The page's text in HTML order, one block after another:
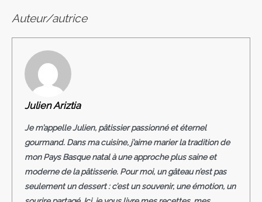
Auteur/autrice
Julien Ariztia
Je m’appelle Julien, pâtissier passionné et éternel
gourmand. Dans ma cuisine, j’aime marier la tradition de
mon Pays Basque natal à une approche plus saine et
moderne de la pâtisserie. Pour moi, un gâteau n’est pas
seulement un dessert : c’est un souvenir, une émotion, un